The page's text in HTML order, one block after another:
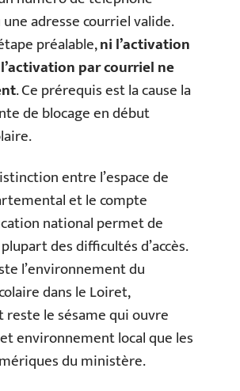
adresse courriel valide.
préalable,ni l’activation
par courriel ne
. Ce prérequis est la cause la
de blocage en début
entre l’espace de
et le compte
national permet de
des difficultés d’accès.
l’environnement du
dans le Loiret,
reste le sésame qui ouvre
environnement local que les
du ministère.